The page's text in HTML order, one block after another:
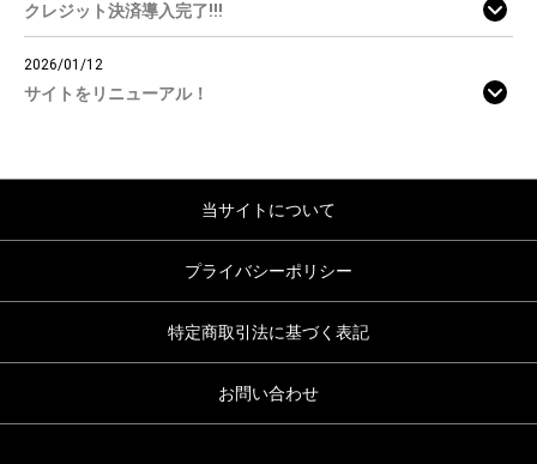
クレジット決済導入完了!!!
2026/01/12
サイトをリニューアル！
当サイトについて
プライバシーポリシー
特定商取引法に基づく表記
お問い合わせ